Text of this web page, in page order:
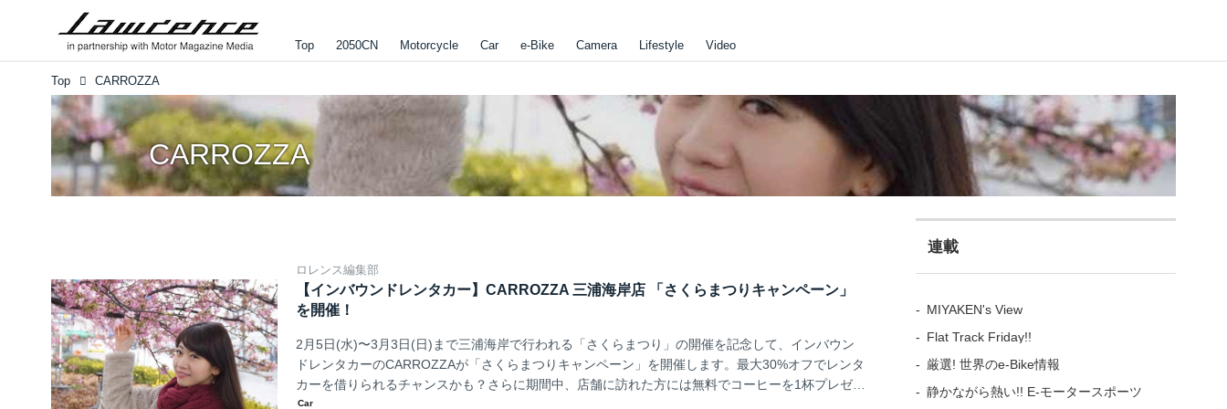
Top 2050CN Motorcycle Car e-Bike Camera Lifestyle Video
Top CARROZZA
CARROZZA
ロレンス編集部
【インバウンドレンタカー】CARROZZA 三浦海岸店 「さくらまつりキャンペーン」
を開催！
2月5日(水)〜3月3日(日)まで三浦海岸で行われる「さくらまつり」の開催を記念して、インバウン
ドレンタカーのCARROZZAが「さくらまつりキャンペーン」を開催します。最大30%オフでレンタ
カーを借りられるチャンスかも？さらに期間中、店舗に訪れた方には無料でコーヒーを1杯プレゼン
ト！
連載
MIYAKEN's View
Flat Track Friday!!
厳選! 世界のe-Bike情報
静かながら熱い!! E-モータースポーツ